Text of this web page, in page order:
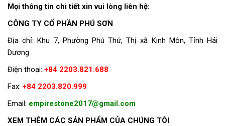
Mọi thông tin chi tiết xin vui lòng liên hệ:
CÔNG TY CỔ PHẦN PHÚ SƠN
Địa chỉ: Khu 7, Phường Phú Thứ, Thị xã Kinh Môn, Tỉnh Hải
Dương
Điện thoại: +84 2203.821.688
Fax: +84 2203.820.999
Email: empirestone2017@gmail.com
XEM THÊM CÁC SẢN PHẨM CỦA CHÚNG TÔI